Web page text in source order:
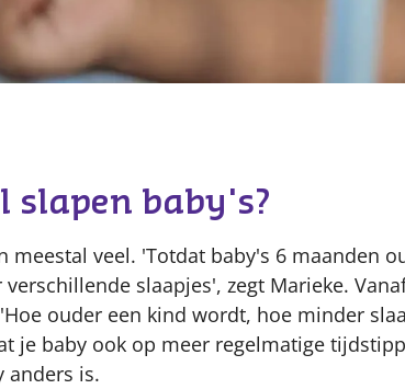
slapen baby's?
meestal veel. 'Totdat baby's 6 maanden
slaapjes', zegt Marieke.
ouder een kind wordt, hoe minder
je baby ook op meer regelmatige
anders is.